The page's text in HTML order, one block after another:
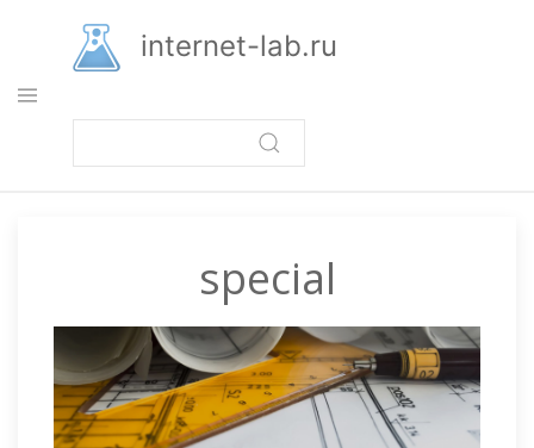
основному
содержанию
internet-lab.ru
special